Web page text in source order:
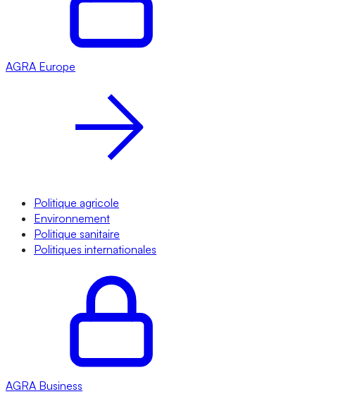
AGRA Europe
Politique agricole
Environnement
Politique sanitaire
Politiques internationales
AGRA Business